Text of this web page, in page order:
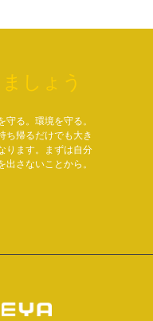
しょう
守る。環境を守る。
ち帰るだけでも大き
ります。まずは自分
出さないことから。